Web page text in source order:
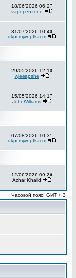
18/06/2026 06:27
vapepenzone
31/07/2026 10:40
qkpcmjwnpfkacm
29/05/2026 12:10
wjeeapshe
15/05/2026 14:17
JohnWilliams
07/08/2026 10:31
qkpcmjwnpfkacm
12/06/2026 09:26
Azhar Khalid
Часовой пояс: GMT + 3